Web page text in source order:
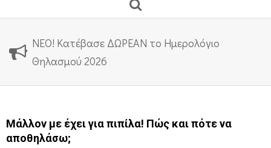
Search
ΝΕΟ! Κατέβασε ΔΩΡΕΑΝ το Ημερολόγιο
Θηλασμού 2026
Μάλλον με έχει για πιπίλα! Πώς και πότε να
αποθηλάσω;